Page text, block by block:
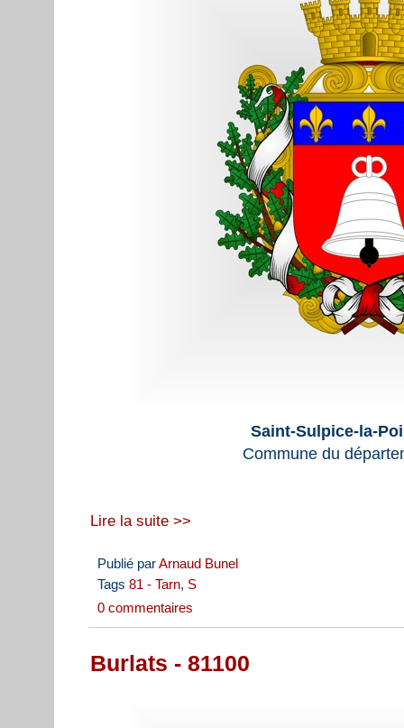
Saint-Sulpice-la-
Commune du
Lire la suite >>
Publié parArnaud Bunel
Tags 81 - Tarn, S
0 commentaires
Burlats - 81100